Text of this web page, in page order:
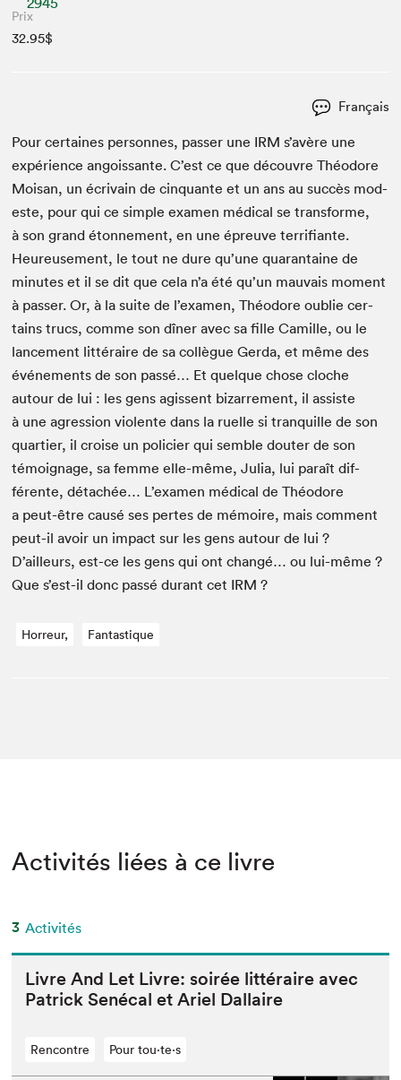
Prix
32.95$
Français
Pour cer­taines per­son­nes, pass­er une IRM s’avère une
expéri­ence angois­sante. C’est ce que décou­vre Théodore
Moisan, un écrivain de cinquante et un ans au suc­cès mod­
este, pour qui ce sim­ple exa­m­en médi­cal se trans­forme,
à son grand éton­nement, en une épreuve ter­ri­fi­ante.
Heureuse­ment, le tout ne dure qu’une quar­an­taine de
min­utes et il se dit que cela n’a été qu’un mau­vais moment
à pass­er. Or, à la suite de l’examen, Théodore oublie cer­
tains trucs, comme son dîn­er avec sa fille Camille, ou le
lance­ment lit­téraire de sa col­lègue Ger­da, et même des
événe­ments de son passé… Et quelque chose cloche
autour de lui : les gens agis­sent bizarrement, il assiste
à une agres­sion vio­lente dans la ruelle si tran­quille de son
quarti­er, il croise un polici­er qui sem­ble douter de son
témoignage, sa femme elle-même, Julia, lui paraît dif­
férente, détachée… L’examen médi­cal de Théodore
a peut-être causé ses pertes de mémoire, mais com­ment
peut-il avoir un impact sur les gens autour de lui ?
D’ailleurs, est-ce les gens qui ont changé… ou lui-même ?
Que s’est-il donc passé durant cet IRM ?
Horreur, Fantastique
Activités liées à ce livre
3 Activités
Livre And Let Livre: soirée lit­téraire avec
Patrick Sené­cal et Ariel Dallaire
Rencontre Pour tou⋅te⋅s